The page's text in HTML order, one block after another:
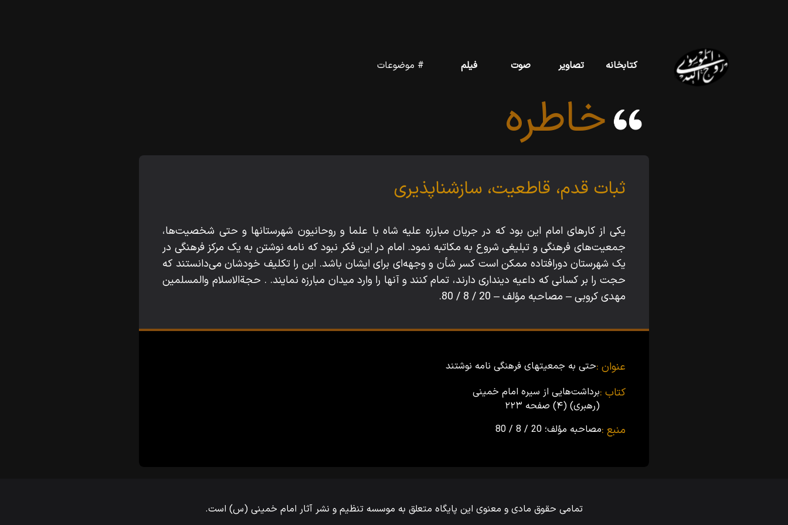
کتابخانه تصاویر صوت فیلم # موضوعات
خاطره
ثبات قدم، قاطعیت، سازش‏ناپذیری
یکی از کارهای امام این بود که در جریان مبارزه علیه شاه با علما و روحانیون شهرستانها و حتی شخصیت‌ها،
جمعیت‌های فرهنگی و تبلیغی شروع به مکاتبه نمود. امام در این فکر نبود که نامه نوشتن به یک مرکز فرهنگی در
یک شهرستان دورافتاده ممکن است کسر شأن و وجهه‌ای برای ایشان باشد. این را تکلیف خودشان می‌‌دانستند که
حجت را بر کسانی که داعیه دینداری دارند، تمام کنند و آنها را وارد میدان مبارزه نمایند. . حجةالاسلام والمسلمین
مهدی کروبی – مصاحبه مؤلف – 20 / 8 / 80.
عنوان :حتی به جمعیت‏های فرهنگی نامه نوشتند
کتاب :برداشت‌هایی از سیره امام خمینی
(رهبری) (۴)
صفحه ۲۲۳
منبع :مصاحبه مؤلف؛ 20 / 8 / 80
تمامی حقوق مادی و معنوی این پایگاه متعلق به موسسه تنظیم و نشر آثار امام خمینی (س) است.